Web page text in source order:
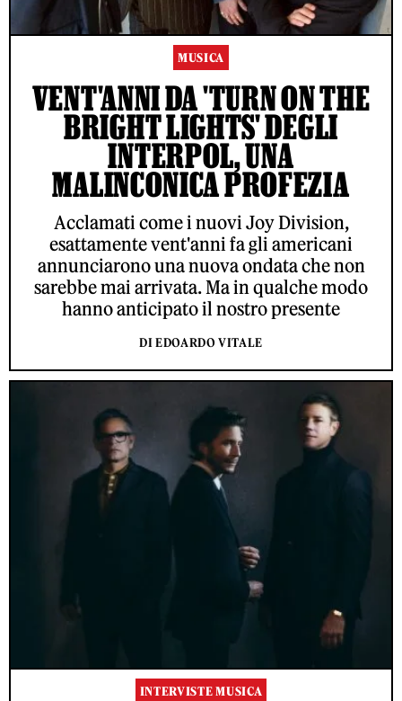
MUSICA
VENT'ANNI DA 'TURN ON THE
BRIGHT LIGHTS' DEGLI
INTERPOL, UNA
MALINCONICA PROFEZIA
Acclamati come i nuovi Joy Division,
esattamente vent'anni fa gli americani
annunciarono una nuova ondata che non
sarebbe mai arrivata. Ma in qualche modo
hanno anticipato il nostro presente
DI EDOARDO VITALE
INTERVISTE MUSICA